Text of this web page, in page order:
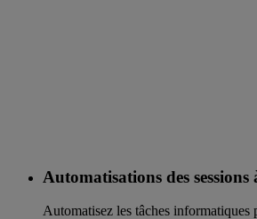
Automatisations des sessions
Automatisez les tâches informatiques